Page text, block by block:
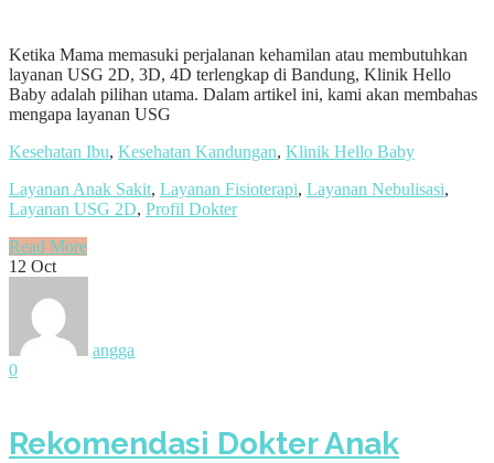
Ketika Mama memasuki perjalanan kehamilan atau membutuhkan
layanan USG 2D, 3D, 4D terlengkap di Bandung, Klinik Hello
Baby adalah pilihan utama. Dalam artikel ini, kami akan membahas
mengapa layanan USG
Kesehatan Ibu, Kesehatan Kandungan, Klinik Hello Baby
Layanan Anak Sakit, Layanan Fisioterapi, Layanan Nebulisasi,
Layanan USG 2D, Profil Dokter
Read More
12 Oct
angga
0
Rekomendasi Dokter Anak